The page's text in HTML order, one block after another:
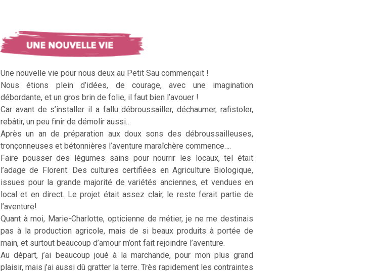
Une nouvelle vie pour nous deux au Petit Sau commençait !
Nous étions plein d’idées, de courage, avec une imagination
débordante, et un gros brin de folie, il faut bien l’avouer !
Car avant de s’installer il a fallu débroussailler, déchaumer, rafistoler,
rebâtir, un peu finir de démolir aussi…
Après un an de préparation aux doux sons des débroussailleuses,
tronçonneuses et bétonnières l’aventure maraîchère commence….
Faire pousser des légumes sains pour nourrir les locaux, tel était
l’adage de Florent. Des cultures certifiées en Agriculture Biologique,
issues pour la grande majorité de variétés anciennes, et vendues en
local et en direct. Le projet était assez clair, le reste ferait partie de
l’aventure!
Quant à moi, Marie-Charlotte, opticienne de métier, je ne me destinais
pas à la production agricole, mais de si beaux produits à portée de
main, et surtout beaucoup d’amour m’ont fait rejoindre l’aventure.
Au départ, j’ai beaucoup joué à la marchande, pour mon plus grand
plaisir, mais j’ai aussi dû gratter la terre. Très rapidement les contraintes